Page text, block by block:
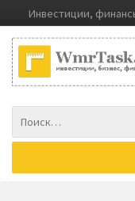
Инвестиции,